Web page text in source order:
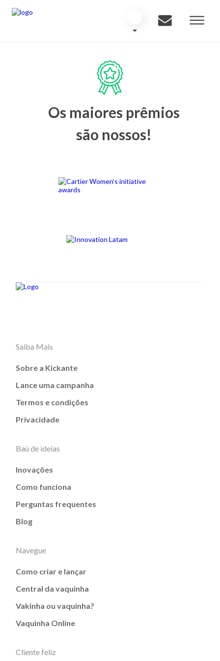
Os maiores prêmios
são nossos!
Saiba Mais
Sobre a Kickante
Lance uma campanha
Termos e condições
Privacidade
Baú de ideias
Inovações
Como funciona
Perguntas frequentes
Blog
Navegue
Como criar e lançar
Central da vaquinha
Vakinha ou vaquinha?
Vaquinha Online
Cliente feliz